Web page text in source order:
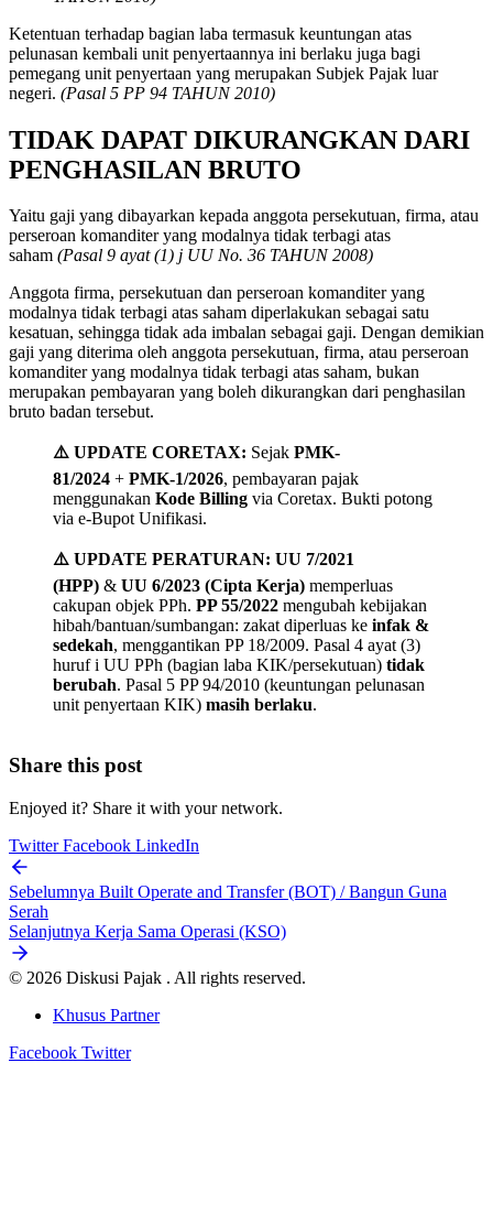
Ketentuan terhadap bagian laba termasuk keuntungan atas
pelunasan kembali unit penyertaannya ini berlaku juga bagi
pemegang unit penyertaan yang merupakan Subjek Pajak luar
negeri. (Pasal 5 PP 94 TAHUN 2010)
TIDAK DAPAT DIKURANGKAN DARI
PENGHASILAN BRUTO
Yaitu gaji yang dibayarkan kepada anggota persekutuan, firma, atau
perseroan komanditer yang modalnya tidak terbagi atas
saham (Pasal 9 ayat (1) j UU No. 36 TAHUN 2008)
Anggota firma, persekutuan dan perseroan komanditer yang
modalnya tidak terbagi atas saham diperlakukan sebagai satu
kesatuan, sehingga tidak ada imbalan sebagai gaji. Dengan demikian
gaji yang diterima oleh anggota persekutuan, firma, atau perseroan
komanditer yang modalnya tidak terbagi atas saham, bukan
merupakan pembayaran yang boleh dikurangkan dari penghasilan
bruto badan tersebut.
⚠️ UPDATE CORETAX: Sejak PMK-
81/2024 + PMK-1/2026, pembayaran pajak
menggunakan Kode Billing via Coretax. Bukti potong
via e-Bupot Unifikasi.
⚠️ UPDATE PERATURAN: UU 7/2021
(HPP) & UU 6/2023 (Cipta Kerja) memperluas
cakupan objek PPh. PP 55/2022 mengubah kebijakan
hibah/bantuan/sumbangan: zakat diperluas ke infak &
sedekah, menggantikan PP 18/2009. Pasal 4 ayat (3)
huruf i UU PPh (bagian laba KIK/persekutuan) tidak
berubah. Pasal 5 PP 94/2010 (keuntungan pelunasan
unit penyertaan KIK) masih berlaku.
Share this post
Enjoyed it? Share it with your network.
TwitterFacebook LinkedIn
Sebelumnya Built Operate and Transfer (BOT) / Bangun Guna
Serah
Selanjutnya Kerja Sama Operasi (KSO)
© 2026 Diskusi Pajak . All rights reserved.
Khusus Partner
Facebook Twitter